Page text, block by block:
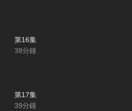
第16集
38分鐘
第17集
39分鐘